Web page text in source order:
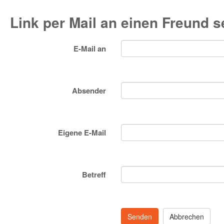
Link per Mail an einen Freund
E-Mail an
Absender
Eigene E-Mail
Betreff
Senden Abbrechen